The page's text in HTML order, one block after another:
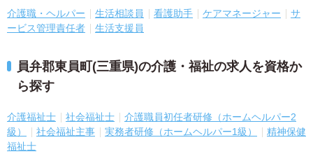
介護職・ヘルパー 生活相談員 看護助手 ケアマネージャー
サ
ービス管理責任者
生活支援員
員弁郡東員町(三重県)の介護・福祉の求人を資格か
ら探す
介護福祉士 社会福祉士
介護職員初任者研修（ホームヘルパー2
級）
社会福祉主事 実務者研修（ホームヘルパー1級）
精神保健
福祉士